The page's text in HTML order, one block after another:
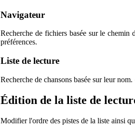
Navigateur
Recherche de fichiers basée sur le chemin
préférences.
Liste de lecture
Recherche de chansons basée sur leur nom.
Édition de la liste de
Modifier l'ordre des pistes de la liste ainsi